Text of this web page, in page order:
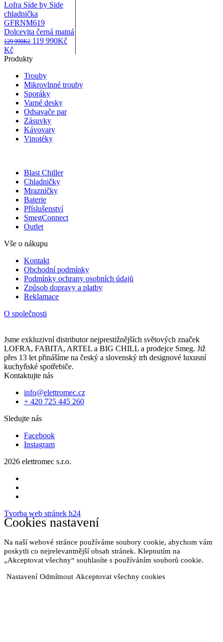
Lofra Side by Side
chladnička
GFRNM619
Dolcevita černá matná
129 990Kč Původní
byla:
990Kč
119 990KčAktuální
Kč
Produkty
Trouby
Mikrovlnné trouby
Sporáky
Varné desky
Odsavače par
Zásuvky
Kávovary
Vinotéky
Blast Chiller
Chladničky
Mrazničky
Baterie
Příslušenství
SmegConnect
Outlet
Vše o nákupu
Kontakt
Obchodní podmínky
Podmínky ochrany osobních údajů
Způsob dopravy a platby
Reklamace
O společnosti
Jsme exkluzivní distributor nejprestižnějších světových značek
LOFRA, FABITA, ARTEL a BIG CHILL a prodejce Smeg. Již
přes 13 let přinášíme na český a slovenský trh designové luxusní
kuchyňské spotřebiče.
Kontaktujte nás
info@elettromec.cz
+ 420 725 445 260
Sledujte nás
Facebook
Instagram
2026 elettromec s.r.o.
Tvorba web stránek h24
Cookies nastavení
Na naší webové stránce používáme soubory cookie, abychom vám
poskytli co nejrelevantnější obsah stránek. Klepnutím na
„Akceptovat všechny“ souhlasíte s používáním souborů cookie.
Nastavení Odmítnout Akceptovat všechny cookies